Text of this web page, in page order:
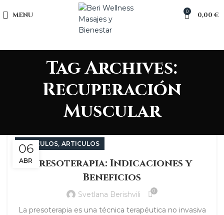
MENU 0 0,00€
Tag Archives:
Recuperación
Muscular
06
ABR
ARTÍCULOS, ARTICULOS
Presoterapia: Indicaciones y
Beneficios
Svetlana Berishvili 0
La presoterapia es una técnica terapéutica no invasiva